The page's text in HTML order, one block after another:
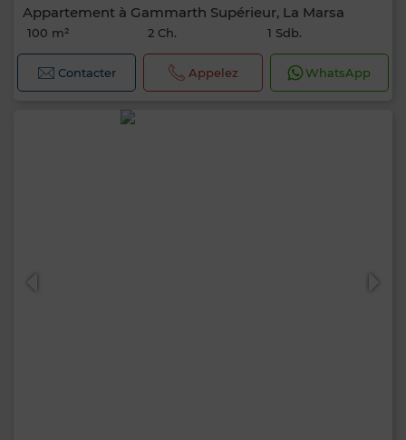
Appartement à Gammarth Supérieur, La Marsa
100 m² 2 Ch. 1 Sdb.
Contacter Appelez WhatsApp